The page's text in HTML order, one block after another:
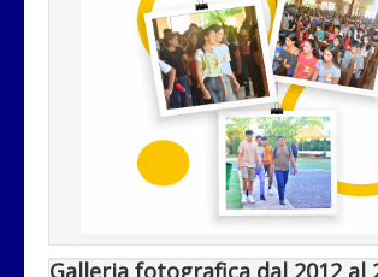
Galleria fotografica dal 2012 al